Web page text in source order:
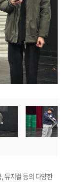
뮤지컬 등의 다양한